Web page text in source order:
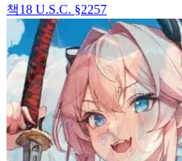
책18 U.S.C. §2257